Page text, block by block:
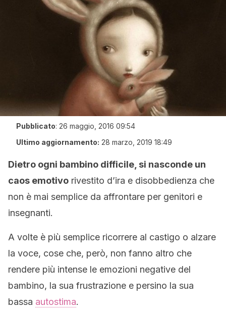
Pubblicato: 26 maggio, 2016 09:54
Ultimo aggiornamento: 28 marzo, 2019 18:49
Dietro ogni bambino difficile, si nasconde un
caos emotivo rivestito d’ira e disobbedienza che
non è mai semplice da affrontare per genitori e
insegnanti.
A volte è più semplice ricorrere al castigo o alzare
la voce, cose che, però, non fanno altro che
rendere più intense le emozioni negative del
bambino, la sua frustrazione e persino la sua
bassa autostima.